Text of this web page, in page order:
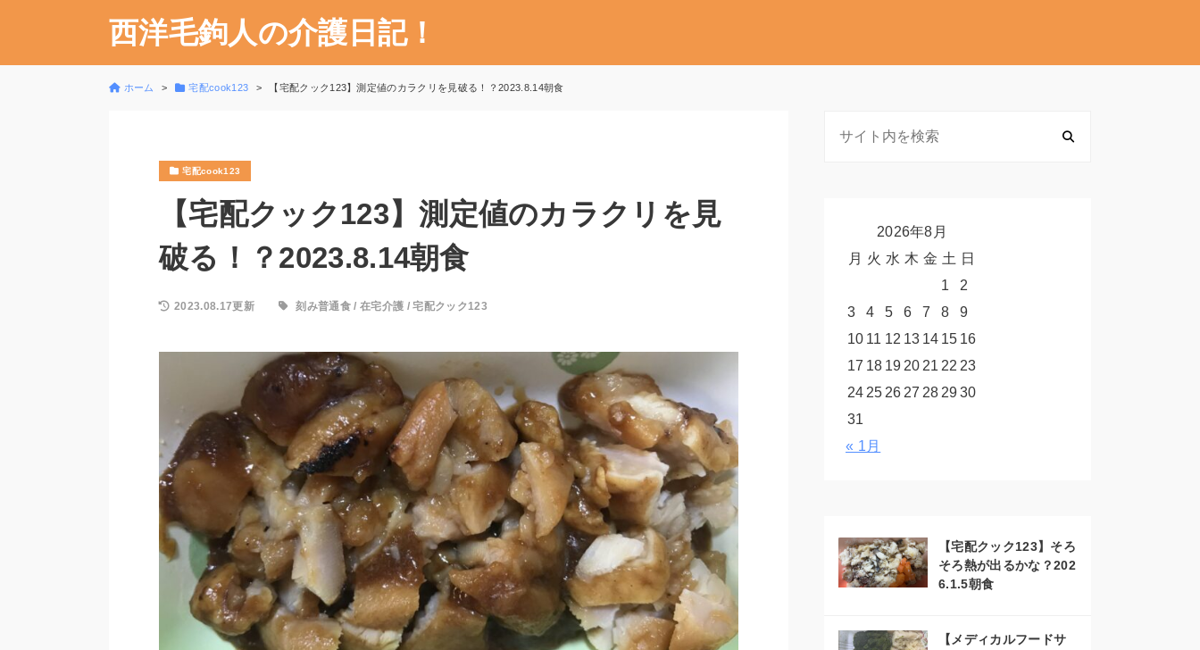
西洋毛鉤人の介護日記！
ホーム 宅配cook123 【宅配クック123】測定値のカラクリを見破る！？2023.8.14朝食
宅配cook123
【宅配クック123】測定値のカラクリを見
破る！？2023.8.14朝食
2023.08.17更新 刻み普通食 /在宅介護 /宅配クック123
2026年8月
月 火 水 木 金 土 日
1
2
3
4 5 6 7 8
9
10 11 12 13 14 15 16
17 18 19 20 21 22 23
24 25 26 27 28 2930
31
« 1月
【宅配クック123】そろ
そろ熱が出るかな？202
6.1.5朝食
【メディカルフードサ